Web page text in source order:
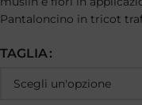
Pantaloncino in tricot
TAGLIA